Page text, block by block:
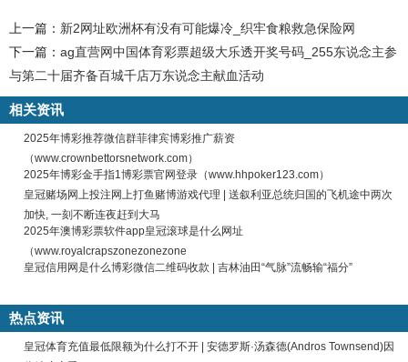
上一篇： 新2网址欧洲杯有没有可能爆冷_织牢食粮救急保险网
下一篇： ag直营网中国体育彩票超级大乐透开奖号码_255东说念主参
与第二十届齐备百城千店万东说念主献血活动
相关资讯
2025年博彩推荐微信群菲律宾博彩推广薪资
（www.crownbettorsnetwork.com）
2025年博彩金手指1博彩票官网登录（www.hhpoker123.com）
皇冠赌场网上投注网上打鱼赌博游戏代理 | 送叙利亚总统归国的飞机途中两次
加快, 一刻不断连夜赶到大马
2025年澳博彩票软件app皇冠滚球是什么网址
（www.royalcrapszonezonezone
皇冠信用网是什么博彩微信二维码收款 | 吉林油田“气脉”流畅输“福分”
热点资讯
皇冠体育充值最低限额为什么打不开 | 安德罗斯·汤森德(Andros Townsend)因